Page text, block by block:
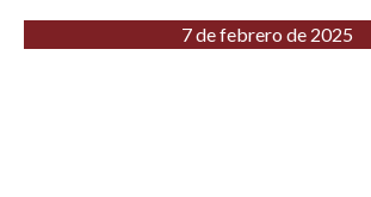
7 de febrero de 2025